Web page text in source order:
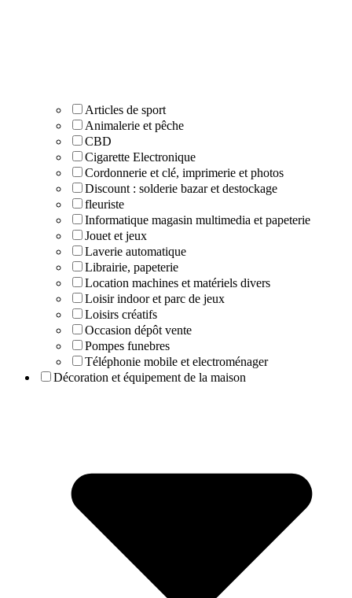
Articles de sport
Animalerie et pêche
CBD
Cigarette Electronique
Cordonnerie et clé, imprimerie et photos
Discount : solderie bazar et destockage
fleuriste
Informatique magasin multimedia et papeterie
Jouet et jeux
Laverie automatique
Librairie, papeterie
Location machines et matériels divers
Loisir indoor et parc de jeux
Loisirs créatifs
Occasion dépôt vente
Pompes funebres
Téléphonie mobile et electroménager
Décoration et équipement de la maison